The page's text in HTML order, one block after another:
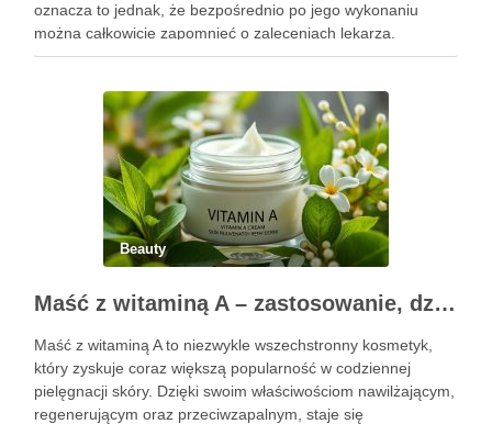
oznacza to jednak, że bezpośrednio po jego wykonaniu
można całkowicie zapomnieć o zaleceniach lekarza.
Pierwsze godziny i dni po zabiegu mają znaczenie dla
Beauty
Maść z witaminą A – zastosowanie, działanie i bezpieczeństwo stosowania
Maść z witaminą A to niezwykle wszechstronny kosmetyk,
który zyskuje coraz większą popularność w codziennej
pielęgnacji skóry. Dzięki swoim właściwościom nawilżającym,
regenerującym oraz przeciwzapalnym, staje się